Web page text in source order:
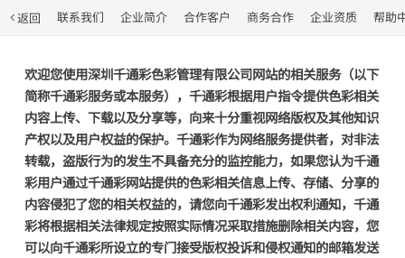
返回 联系我们 企业简介 合作客户 商务合作 企业资质 帮助
欢迎您使用深圳千通彩色彩管理有限公司网站的相关服务（以下
简称千通彩服务或本服务），千通彩根据用户指令提供色彩相关
内容上传、下载以及分享等，向来十分重视网络版权及其他知识
产权以及用户权益的保护。千通彩作为网络服务提供者，对非法
转载，盗版行为的发生不具备充分的监控能力，如果您认为千通
彩用户通过千通彩网站提供的色彩相关信息上传、存储、分享的
内容侵犯了您的相关权益的，请您向千通彩发出权利通知，千通
彩将根据相关法律规定按照实际情况采取措施删除相关内容，您
可以向千通彩所设立的专门接受版权投诉和侵权通知的邮箱发送